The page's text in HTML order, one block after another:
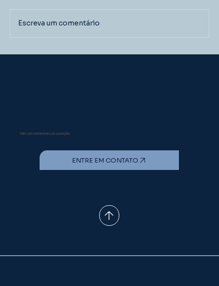
Escreva um comentário
Fale com vendedores da sua região.
ENTRE EM CONTATO